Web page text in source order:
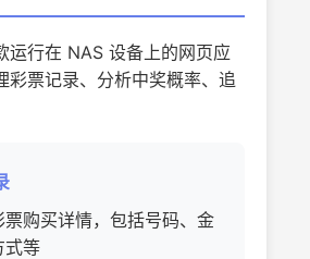
运行在 NAS 设备上的网页应
彩票记录、分析中奖概率、追
票购买详情，包括号码、金
式等